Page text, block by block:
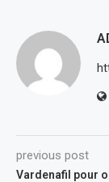
previous post
Vardenafil pour